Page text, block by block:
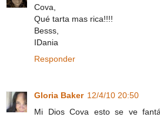
Cova,
Qué tarta mas rica!!!!
Besss,
IDania
Responder
Gloria Baker 12/4/10 20:50
Mi Dios Cova esto se ve